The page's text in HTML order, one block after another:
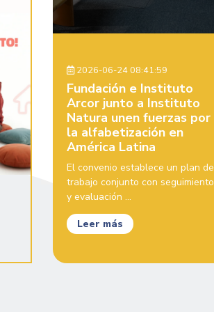
2026-06-24 08:41:59
Fundación e Instituto
Arcor junto a Instituto
Natura unen fuerzas por
la alfabetización en
América Latina
El convenio establece un plan de
trabajo conjunto con seguimiento
y evaluación ...
Leer más